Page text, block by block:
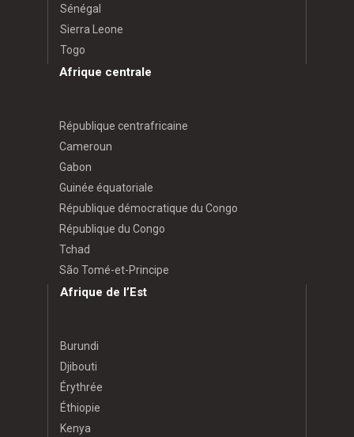
Sénégal
Sierra Leone
Togo
Afrique centrale
République centrafricaine
Cameroun
Gabon
Guinée équatoriale
République démocratique du Congo
République du Congo
Tchad
São Tomé-et-Principe
Afrique de l’Est
Burundi
Djibouti
Érythrée
Éthiopie
Kenya